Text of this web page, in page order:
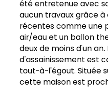
été entretenue avec
aucun travaux grâce
récentes comme une
air/eau et un ballon
deux de moins d'un
d'assainissement est
tout-à-l'égout. Située
cette maison est